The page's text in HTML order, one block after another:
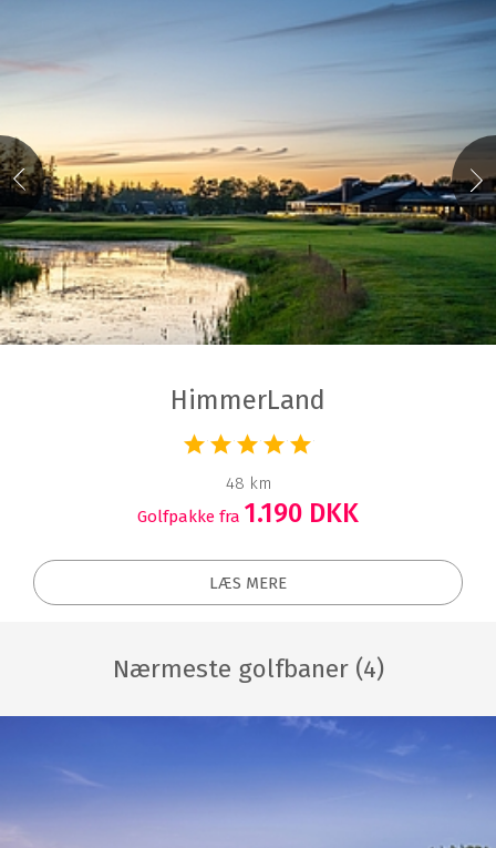
HimmerLand
48 km
Golfpakke fra 1.190 DKK
LÆS MERE
Nærmeste golfbaner (4)